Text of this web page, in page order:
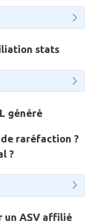
stats
généré
de raréfaction ?
?
un ASV affilié